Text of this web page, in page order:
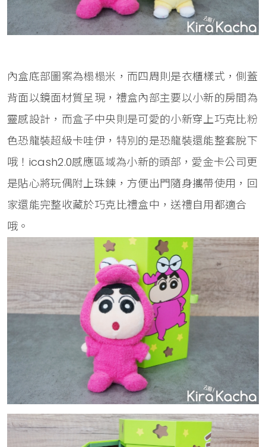
內盒底部圖案為榻榻米，而四周則是衣櫃樣式，側蓋
背面以鏡面材質呈現，禮盒內部主要以小新的房間為
靈感設計，而盒子中央則是可愛的小新穿上巧克比粉
色恐龍裝超級卡哇伊，特別的是恐龍裝還能整套脫下
哦！icash2.0感應區域為小新的頭部，愛金卡公司更
是貼心將玩偶附上珠鍊，方便出門隨身攜帶使用，回
家還能完整收藏於巧克比禮盒中，送禮自用都適合
哦。